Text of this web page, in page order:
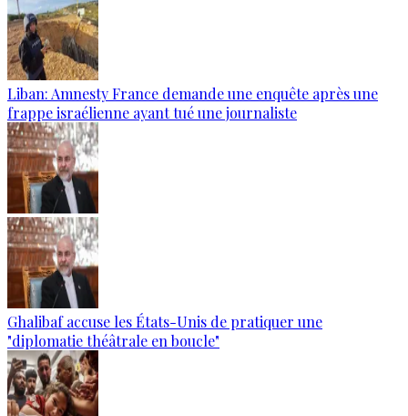
Liban: Amnesty France demande une enquête après une
frappe israélienne ayant tué une journaliste
Ghalibaf accuse les États-Unis de pratiquer une
"diplomatie théâtrale en boucle"